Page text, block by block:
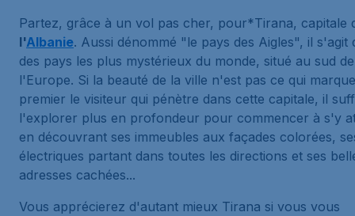
Partez, grâce à un vol pas cher, pour*Tirana, capitale
l'Albanie. Aussi dénommé "le pays des Aigles", il s'agit
des pays les plus mystérieux du monde, situé au sud de
l'Europe. Si la beauté de la ville n'est pas ce qui
premier le visiteur qui pénètre dans cette capitale, il
l'explorer plus en profondeur pour commencer à s'y
en découvrant ses immeubles aux façades colorées,
électriques partant dans toutes les directions et ses
adresses cachées...
Vous apprécierez d'autant mieux Tirana si vous vous